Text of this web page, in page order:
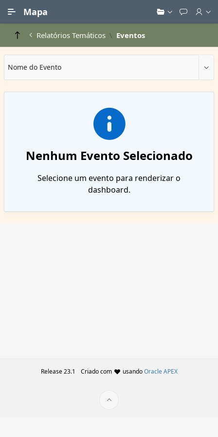
Mapa
Relatórios Temáticos Eventos
Nome do Evento
Nenhum Evento Selecionado
Selecione um evento para renderizar o
dashboard.
Release 23.1 Criado com usandoOracle APEX